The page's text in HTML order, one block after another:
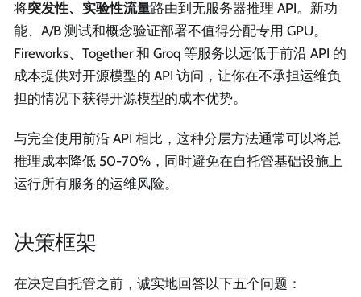
将突发性、实验性流量路由到无服务器推理 API。新功
能、A/B 测试和概念验证部署不值得分配专用 GPU。
Fireworks、Together 和 Groq 等服务以远低于前沿 API 的
成本提供对开源模型的 API 访问，让你在不承担运维负
担的情况下获得开源模型的成本优势。
与完全使用前沿 API 相比，这种分层方法通常可以将总
推理成本降低 50-70%，同时避免在自托管基础设施上
运行所有服务的运维风险。
决策框架
在决定自托管之前，诚实地回答以下五个问题：